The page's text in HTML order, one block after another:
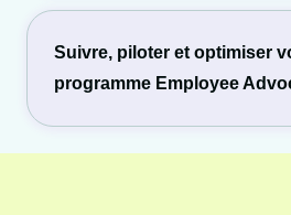
Suivre, piloter et optimiser
programme Employee